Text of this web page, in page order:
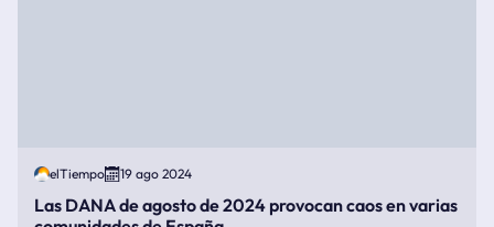
elTiempo 19 ago 2024
Las DANA de agosto de 2024 provocan caos en varias